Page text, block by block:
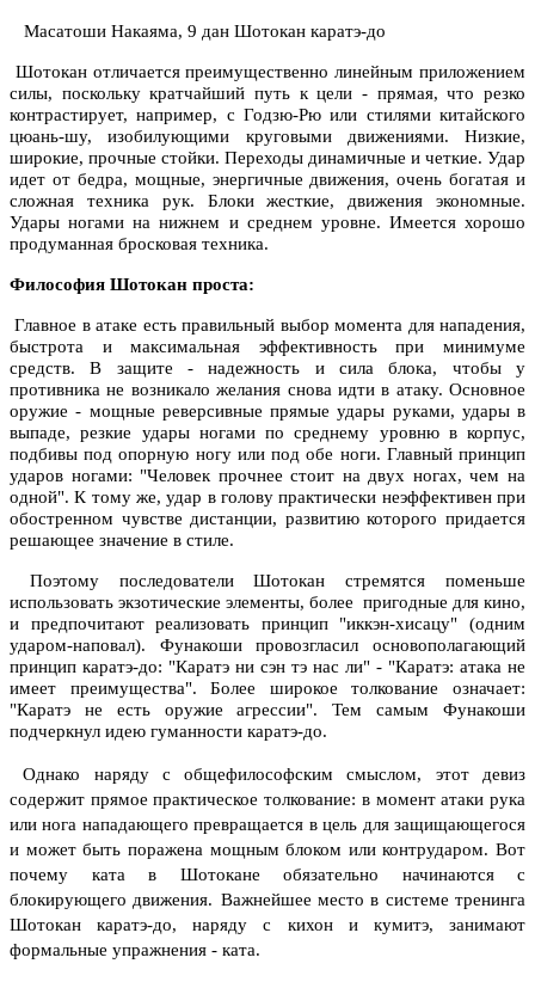
Масатоши Накаяма, 9 дан Шотокан каратэ-до
Шотокан отличается преимущественно линейным приложением
силы, поскольку кратчайший путь к цели - прямая, что резко
контрастирует, например, с Годзю-Рю или стилями китайского
цюань-шу, изобилующими круговыми движениями. Низкие,
широкие, прочные стойки. Переходы динамичные и четкие. Удар
идет от бедра, мощные, энергичные движения, очень богатая и
сложная техника рук. Блоки жесткие, движения экономные.
Удары ногами на нижнем и среднем уровне. Имеется хорошо
продуманная бросковая техника.
Философия Шотокан проста:
Главное в атаке есть правильный выбор момента для нападения,
быстрота и максимальная эффективность при минимуме
средств. В защите - надежность и сила блока, чтобы у
противника не возникало желания снова идти в атаку. Основное
оружие - мощные реверсивные прямые удары руками, удары в
выпаде, резкие удары ногами по среднему уровню в корпус,
подбивы под опорную ногу или под обе ноги. Главный принцип
ударов ногами: "Человек прочнее стоит на двух ногах, чем на
одной". К тому же, удар в голову практически неэффективен при
обостренном чувстве дистанции, развитию которого придается
решающее значение в стиле.
Поэтому последователи Шотокан стремятся поменьше
использовать экзотические элементы, более пригодные для кино,
и предпочитают реализовать принцип "иккэн-хисацу" (одним
ударом-наповал). Фунакоши провозгласил основополагающий
принцип каратэ-до: "Каратэ ни сэн тэ нас ли" - "Каратэ: атака не
имеет преимущества". Более широкое толкование означает:
"Каратэ не есть оружие агрессии". Тем самым Фунакоши
подчеркнул идею гуманности каратэ-до.
Однако наряду с общефилософским смыслом, этот девиз
содержит прямое практическое толкование: в момент атаки рука
или нога нападающего превращается в цель для защищающегося
и может быть поражена мощным блоком или контрударом. Вот
почему ката в Шотокане обязательно начинаются с
блокирующего движения. Важнейшее место в системе тренинга
Шотокан каратэ-до, наряду с кихон и кумитэ, занимают
формальные упражнения - ката.